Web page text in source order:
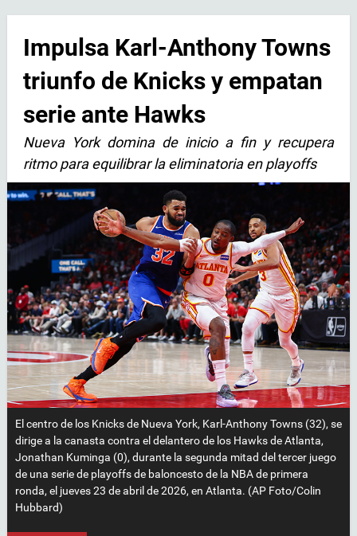
Impulsa Karl-Anthony Towns
triunfo de Knicks y empatan
serie ante Hawks
Nueva York domina de inicio a fin y recupera
ritmo para equilibrar la eliminatoria en playoffs
El centro de los Knicks de Nueva York, Karl-Anthony Towns (32), se
dirige a la canasta contra el delantero de los Hawks de Atlanta,
Jonathan Kuminga (0), durante la segunda mitad del tercer juego
de una serie de playoffs de baloncesto de la NBA de primera
ronda, el jueves 23 de abril de 2026, en Atlanta. (AP Foto/Colin
Hubbard)